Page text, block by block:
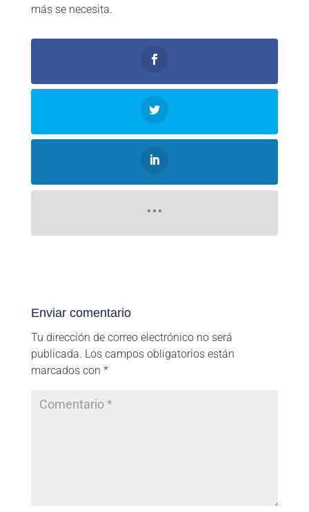
más se necesita.
Enviar comentario
Tu dirección de correo electrónico no será
publicada. Los campos obligatorios están
marcados con *